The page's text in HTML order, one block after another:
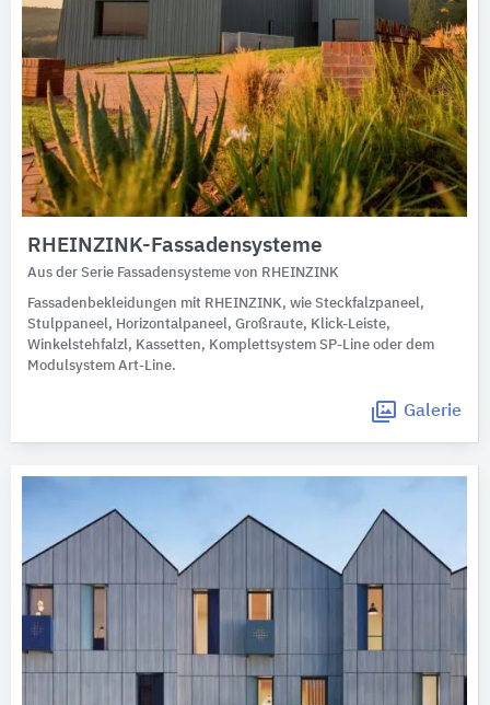
RHEINZINK-Fassadensysteme
Aus der Serie Fassadensysteme von RHEINZINK
Fassadenbekleidungen mit RHEINZINK, wie Steckfalzpaneel,
Stulppaneel, Horizontalpaneel, Großraute, Klick-Leiste,
Winkelstehfalzl, Kassetten, Komplettsystem SP-Line oder dem
Modulsystem Art-Line.
Galerie